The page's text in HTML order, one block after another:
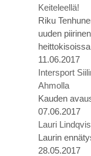
Keiteleellä!
Riku
uuden
11.06.2017
Intersport
Ahmolla
Kauden
07.06.2017
Lauri
Laurin
28.05.2017